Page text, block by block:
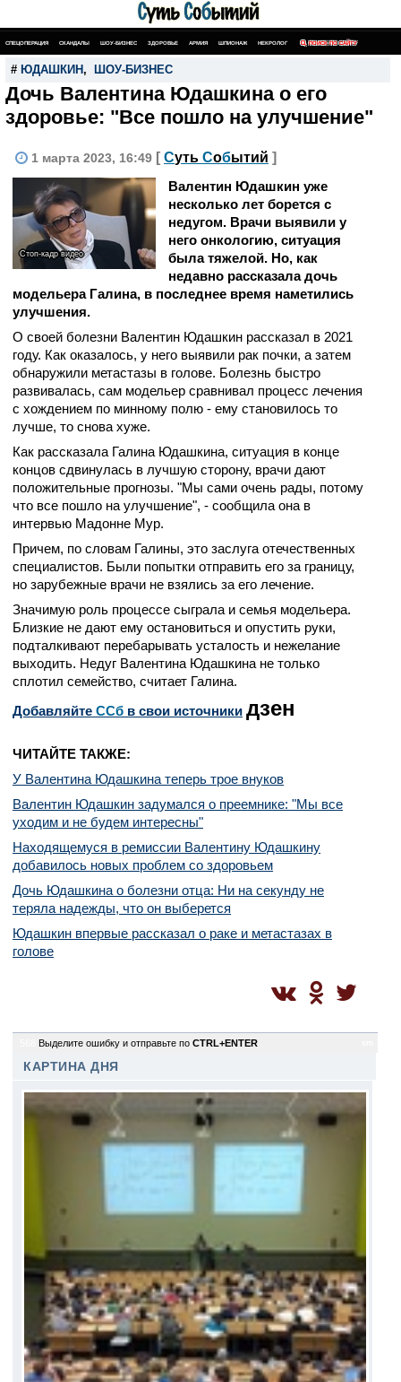
СПЕЦОПЕРАЦИЯ СКАНДАЛЫ ШОУ-БИЗНЕС ЗДОРОВЬЕ АРМИЯ ШПИОНАЖ НЕКРОЛОГ ПОИСК ПО САЙТУ
# ЮДАШКИН , ШОУ-БИЗНЕС
Дочь Валентина Юдашкина о его
здоровье: "Все пошло на улучшение"
1 марта 2023, 16:49 [ Суть Событий ]
Стоп-кадр видео
Валентин Юдашкин уже
несколько лет борется с
недугом. Врачи выявили у
него онкологию, ситуация
была тяжелой. Но, как
недавно рассказала дочь
модельера Галина, в последнее время наметились
улучшения.
О своей болезни Валентин Юдашкин рассказал в 2021
году. Как оказалось, у него выявили рак почки, а затем
обнаружили метастазы в голове. Болезнь быстро
развивалась, сам модельер сравнивал процесс лечения
с хождением по минному полю - ему становилось то
лучше, то снова хуже.
Как рассказала Галина Юдашкина, ситуация в конце
концов сдвинулась в лучшую сторону, врачи дают
положительные прогнозы. "Мы сами очень рады, потому
что все пошло на улучшение", - сообщила она в
интервью Мадонне Мур.
Причем, по словам Галины, это заслуга отечественных
специалистов. Были попытки отправить его за границу,
но зарубежные врачи не взялись за его лечение.
Значимую роль процессе сыграла и семья модельера.
Близкие не дают ему остановиться и опустить руки,
подталкивают перебарывать усталость и нежелание
выходить. Недуг Валентина Юдашкина не только
сплотил семейство, считает Галина.
Добавляйте CСб в свои источники дзен
ЧИТАЙТЕ ТАКЖЕ:
У Валентина Юдашкина теперь трое внуков
Валентин Юдашкин задумался о преемнике: "Мы все
уходим и не будем интересны"
Находящемуся в ремиссии Валентину Юдашкину
добавилось новых проблем со здоровьем
Дочь Юдашкина о болезни отца: Ни на секунду не
теряла надежды, что он выберется
Юдашкин впервые рассказал о раке и метастазах в
голове
Выделите ошибку и отправьте по CTRL+ENTER
КАРТИНА ДНЯ